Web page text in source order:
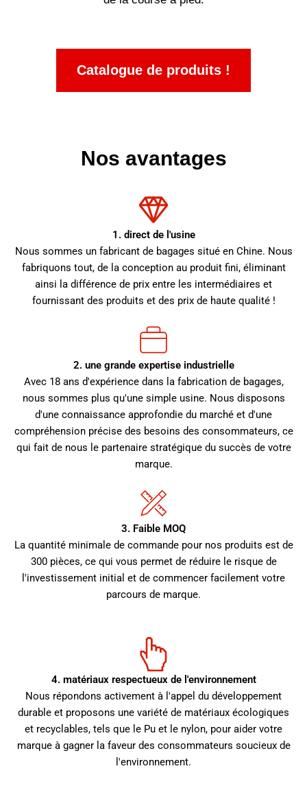
Catalogue de produits !
Nos avantages
1. direct de l'usine
Nous sommes un fabricant de bagages situé en Chine. Nous
fabriquons tout, de la conception au produit fini, éliminant
ainsi la différence de prix entre les intermédiaires et
fournissant des produits et des prix de haute qualité !
2. une grande expertise industrielle
Avec 18 ans d'expérience dans la fabrication de bagages,
nous sommes plus qu'une simple usine. Nous disposons
d'une connaissance approfondie du marché et d'une
compréhension précise des besoins des consommateurs, ce
qui fait de nous le partenaire stratégique du succès de votre
marque.
3. Faible MOQ
La quantité minimale de commande pour nos produits est de
300 pièces, ce qui vous permet de réduire le risque de
l'investissement initial et de commencer facilement votre
parcours de marque.
4. matériaux respectueux de l'environnement
Nous répondons activement à l'appel du développement
durable et proposons une variété de matériaux écologiques
et recyclables, tels que le Pu et le nylon, pour aider votre
marque à gagner la faveur des consommateurs soucieux de
l'environnement.